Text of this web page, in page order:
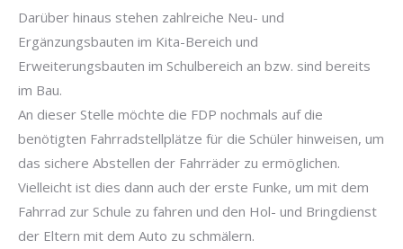
Darüber hinaus stehen zahlreiche Neu- und
Ergänzungsbauten im Kita-Bereich und
Erweiterungsbauten im Schulbereich an bzw. sind bereits
im Bau.
An dieser Stelle möchte die FDP nochmals auf die
benötigten Fahrradstellplätze für die Schüler hinweisen, um
das sichere Abstellen der Fahrräder zu ermöglichen.
Vielleicht ist dies dann auch der erste Funke, um mit dem
Fahrrad zur Schule zu fahren und den Hol- und Bringdienst
der Eltern mit dem Auto zu schmälern.